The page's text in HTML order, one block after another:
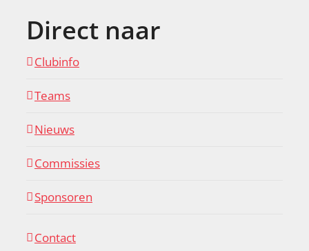
Direct naar
Clubinfo
Teams
Nieuws
Commissies
Sponsoren
Contact